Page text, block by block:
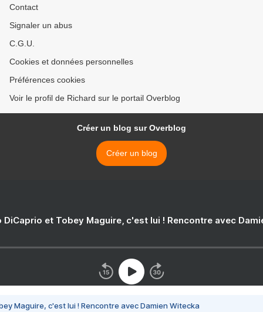
Contact
Signaler un abus
C.G.U.
Cookies et données personnelles
Préférences cookies
Voir le profil de Richard sur le portail Overblog
Créer un blog sur Overblog
Créer un blog
DiCaprio et Tobey Maguire, c'est lui ! Rencontre avec
Maguire, c'est lui ! Rencontre avec Damien Witecka